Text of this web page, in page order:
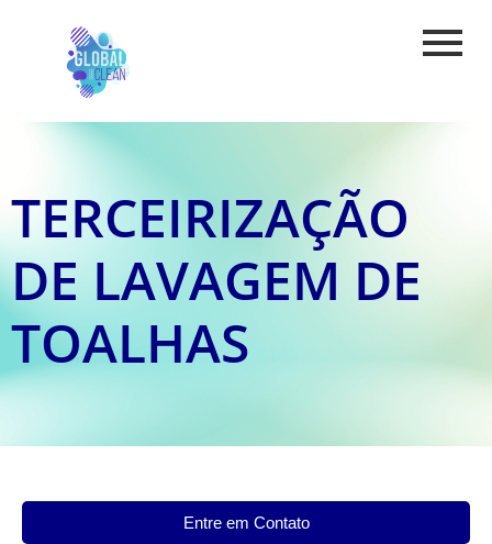
TERCEIRIZAÇÃO
DE LAVAGEM DE
TOALHAS
Entre em Contato